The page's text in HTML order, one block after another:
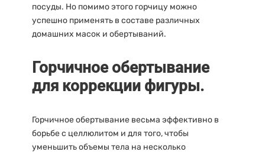
посуды. Но помимо этого горчицу можно
успешно применять в составе различных
домашних масок и обертываний.
Горчичное обертывание
для коррекции фигуры.
Горчичное обертывание весьма эффективно в
борьбе с целлюлитом и для того, чтобы
уменьшить объемы тела на несколько